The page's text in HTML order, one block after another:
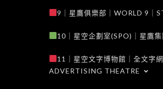
9｜星鷹俱樂部｜WORLD 9｜
10｜星空企劃室(SPO)｜星鷹
11｜星空文字博物館｜全文字
ADVERTISING THEATRE